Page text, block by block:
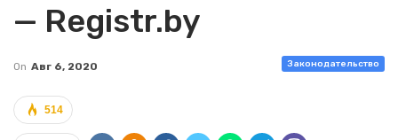
— Registr.by
Законодательство
On Авг 6, 2020
514